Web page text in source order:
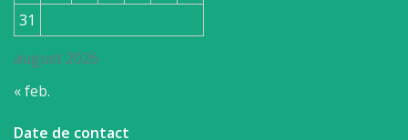
august 2026
31
« feb.
Date de contact